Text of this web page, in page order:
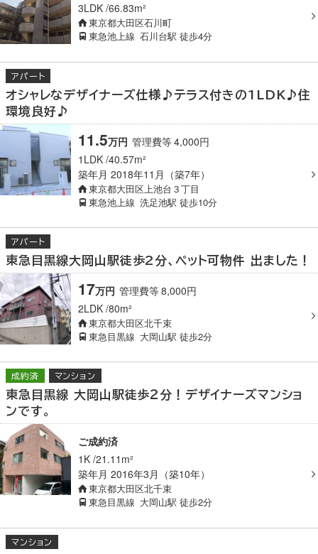
3LDK 66.83m²
東京都大田区石川町
東急池上線 石川台駅 徒歩4分
アパート
オシャレなデザイナーズ仕様♪テラス付きの1LDK♪住
環境良好♪
1LDK 40.57m²
築年月 2018年11月（築7年）
東京都大田区上池台３丁目
東急池上線 洗足池駅 徒歩10分
11.5万円 管理費等4,000円
アパート
東急目黒線大岡山駅徒歩2分、ペット可物件 出ました！
2LDK 80m²
東京都大田区北千束
東急目黒線 大岡山駅 徒歩2分
17万円 管理費等8,000円
成約済 マンション
東急目黒線 大岡山駅徒歩２分！デザイナーズマンショ
ンです。
1K 21.11m²
築年月 2016年3月（築10年）
東京都大田区北千束
東急目黒線 大岡山駅 徒歩2分
ご成約済
マンション